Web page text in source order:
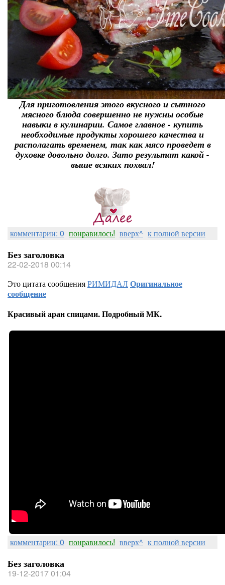
Для приготовления этого вкусного и сытного
мясного блюда совершенно не нужны особые
навыки в кулинарии. Самое главное - купить
необходимые продукты хорошего качества и
располагать временем, так как мясо проведет в
духовке довольно долго. Зато результат какой -
выше всяких похвал!
комментарии: 0 понравилось! вверх^ к полной версии
Без заголовка
22-02-2018 00:14
Это цитата сообщенияРИМИДАЛОригинальное
сообщение
Красивый аран спицами. Подробный МК.
комментарии: 0 понравилось! вверх^ к полной версии
Без заголовка
19-12-2017 01:04